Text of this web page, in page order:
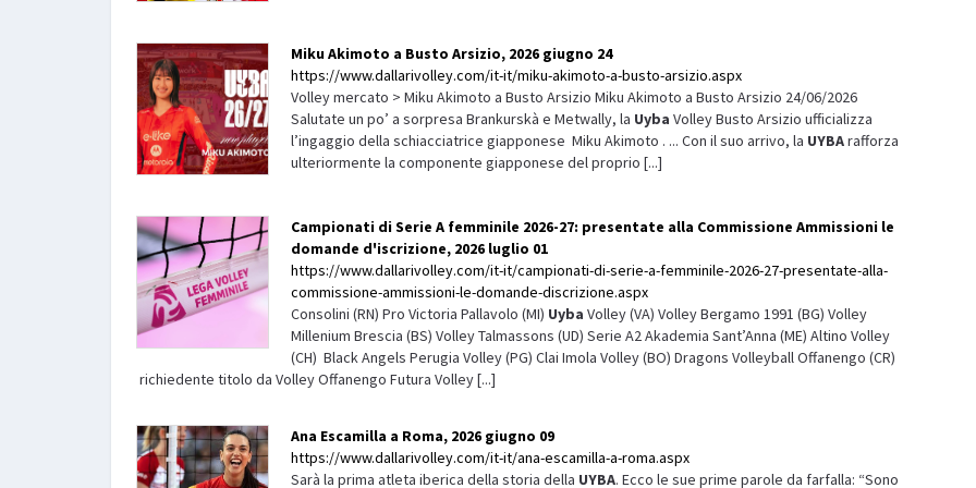
Miku Akimoto a Busto Arsizio, 2026 giugno 24
https://www.dallarivolley.com/it-it/miku-akimoto-a-busto-arsizio.aspx
Volley mercato > Miku Akimoto a Busto Arsizio Miku Akimoto a Busto Arsizio 24/06/2026
Salutate un po’ a sorpresa Brankurskà e Metwally, la Uyba Volley Busto Arsizio ufficializza
l’ingaggio della schiacciatrice giapponese Miku Akimoto . ... Con il suo arrivo, la UYBArafforza
ulteriormente la componente giapponese del proprio [...]
Campionati di Serie A femminile 2026-27: presentate alla Commissione Ammissioni le
domande d'iscrizione, 2026 luglio 01
https://www.dallarivolley.com/it-it/campionati-di-serie-a-femminile-2026-27-presentate-alla-
commissione-ammissioni-le-domande-discrizione.aspx
Consolini (RN) Pro Victoria Pallavolo (MI) Uyba Volley (VA) Volley Bergamo 1991 (BG) Volley
Millenium Brescia (BS) Volley Talmassons (UD) Serie A2 Akademia Sant’Anna (ME) Altino Volley
(CH) Black Angels Perugia Volley (PG) Clai Imola Volley (BO) Dragons Volleyball Offanengo (CR)
richiedente titolo da Volley Offanengo Futura Volley [...]
Ana Escamilla a Roma, 2026 giugno 09
https://www.dallarivolley.com/it-it/ana-escamilla-a-roma.aspx
Sarà la prima atleta iberica della storia della UYBA. Ecco le sue prime parole da farfalla: “Sono